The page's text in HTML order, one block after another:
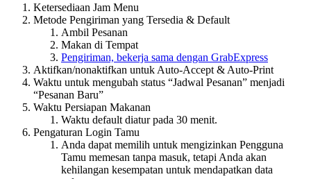
Ketersediaan Jam Menu
Metode Pengiriman yang Tersedia & Default
Ambil Pesanan
Makan di Tempat
Pengiriman, bekerja sama dengan GrabExpress
Aktifkan/nonaktifkan untuk Auto-Accept & Auto-Print
Waktu untuk mengubah status “Jadwal Pesanan” menjadi
“Pesanan Baru”
Waktu Persiapan Makanan
Waktu default diatur pada 30 menit.
Pengaturan Login Tamu
Anda dapat memilih untuk mengizinkan Pengguna
Tamu memesan tanpa masuk, tetapi Anda akan
kehilangan kesempatan untuk mendapatkan data